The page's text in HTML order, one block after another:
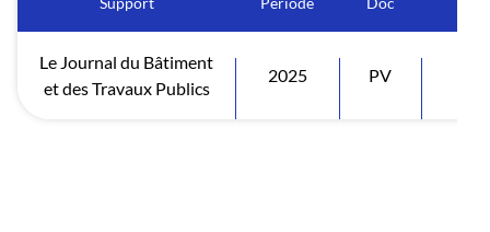
Le Journal du Bâtiment
et des Travaux Publics
2025 PV